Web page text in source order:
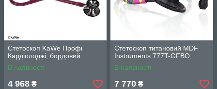
Стетоскоп KaWe Профі
Кардіолоджі, бордовий
В наявності
4 968 ₴
Стетоскоп титановий MDF
Instruments 777T-GFBO
В наявності
7 770 ₴